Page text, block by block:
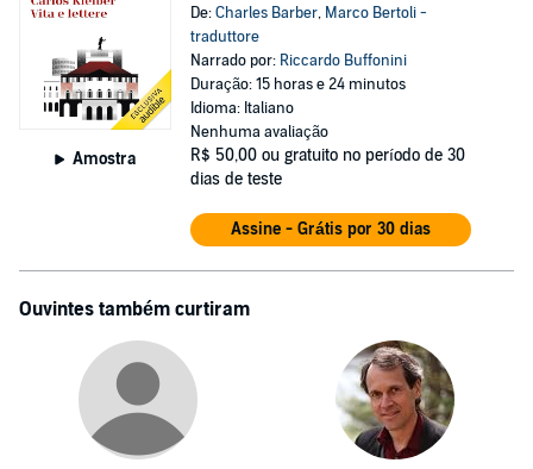
Amostra
De:Charles Barber, Marco Bertoli -
traduttore
Narrado por: Riccardo Buffonini
Duração: 15 horas e 24 minutos
Idioma: Italiano
Nenhuma avaliação
R$ 50,00 ou gratuito no período de 30
dias de teste
Assine - Grátis por 30 dias
Ouvintes também curtiram